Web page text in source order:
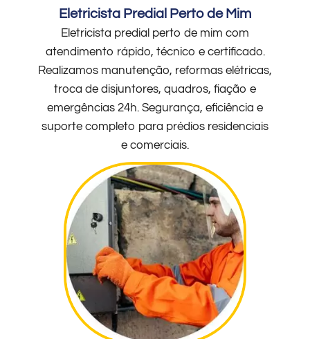
Eletricista Predial Perto de Mim
Eletricista predial perto de mim com
atendimento rápido, técnico e certificado.
Realizamos manutenção, reformas elétricas,
troca de disjuntores, quadros, fiação e
emergências 24h. Segurança, eficiência e
suporte completo para prédios residenciais
e comerciais.